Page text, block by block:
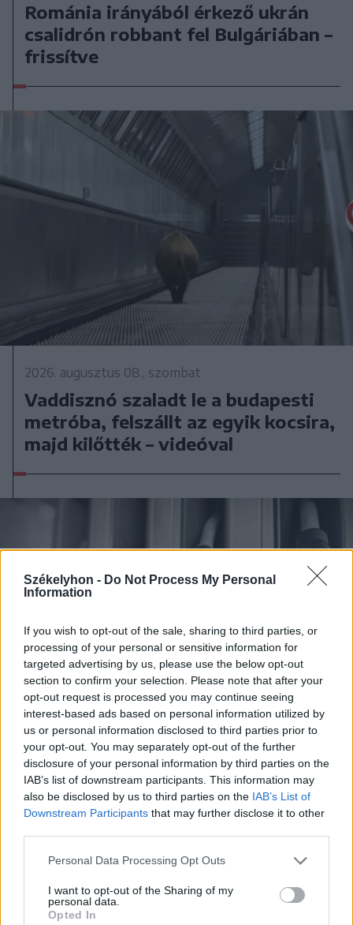
Székelyhon - Do Not Process My Personal
Information
If you wish to opt-out of the sale, sharing to third parties, or
processing of your personal or sensitive information for
targeted advertising by us, please use the below opt-out
section to confirm your selection. Please note that after your
opt-out request is processed you may continue seeing
interest-based ads based on personal information utilized by
us or personal information disclosed to third parties prior to
your opt-out. You may separately opt-out of the further
disclosure of your personal information by third parties on the
IAB’s list of downstream participants. This information may
also be disclosed by us to third parties on the IAB’s List of
Downstream Participants that may further disclose it to other
Personal Data Processing Opt Outs
I want to opt-out of the Sharing of my
personal data.
Opted In
Románia irányából érkező ukrán
csalidrón robbant fel Bulgáriában –
frissítve
2026. augusztus 08., szombat
Vaddisznó szaladt le a budapesti
metróba, felszállt az egyik kocsira,
majd kilőtték – videóval
2026. augusztus 08., szombat
Hétvégén is folytatódik a gázolaj
árának csökkenése